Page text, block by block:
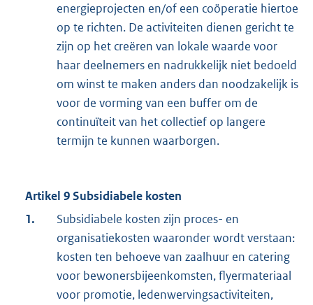
energieprojecten en/of een coöperatie hiertoe
op te richten. De activiteiten dienen gericht te
zijn op het creëren van lokale waarde voor
haar deelnemers en nadrukkelijk niet bedoeld
om winst te maken anders dan noodzakelijk is
voor de vorming van een buffer om de
continuïteit van het collectief op langere
termijn te kunnen waarborgen.
Artikel 9 Subsidiabele kosten
1.
Subsidiabele kosten zijn proces- en
organisatiekosten waaronder wordt verstaan:
kosten ten behoeve van zaalhuur en catering
voor bewonersbijeenkomsten, flyermateriaal
voor promotie, ledenwervingsactiviteiten,